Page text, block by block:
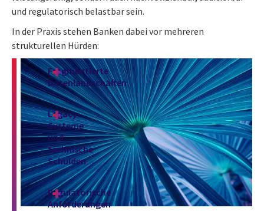
und regulatorisch belastbar sein.
In der Praxis stehen Banken dabei vor mehreren
strukturellen Hürden:
Fragmentierte
Datenlandschaften
Legacy-
Systeme
und
technische
Schulden
Regulatorische
Anforderungen